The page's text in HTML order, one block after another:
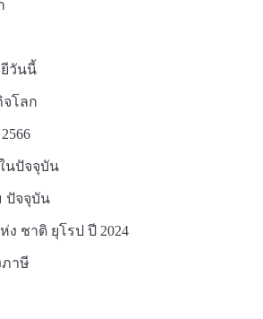
วันนี้
จโลก
นปัจจุบัน
ปัจจุบัน
ชาติ ยุโรป ปี 2024
าษี